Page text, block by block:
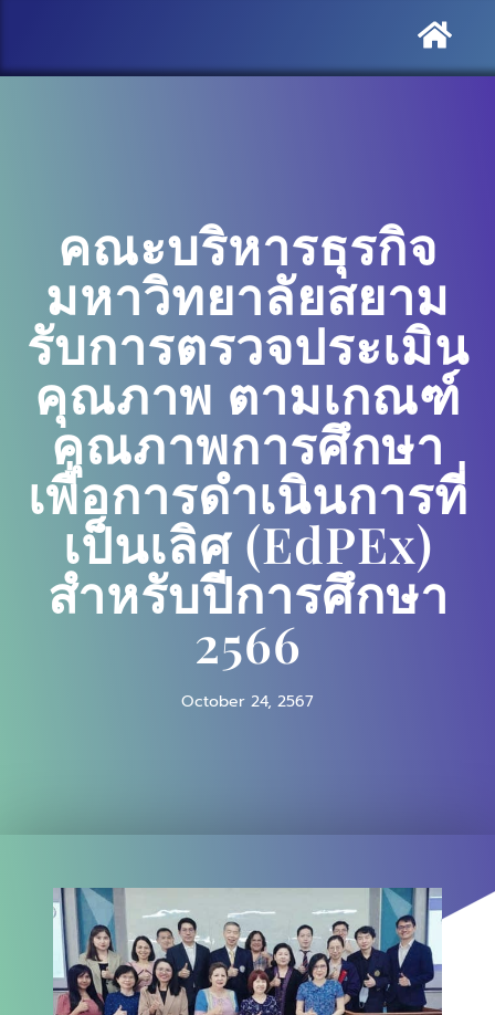
คณะบริหารธุรกิจ
มหาวิทยาลัยสยาม
รับการตรวจประเมิน
คุณภาพ ตามเกณฑ์
คุณภาพการศึกษา
เพื่อการดำเนินการที่
เป็นเลิศ (EdPEx)
สำหรับปีการศึกษา
2566
October 24, 2567